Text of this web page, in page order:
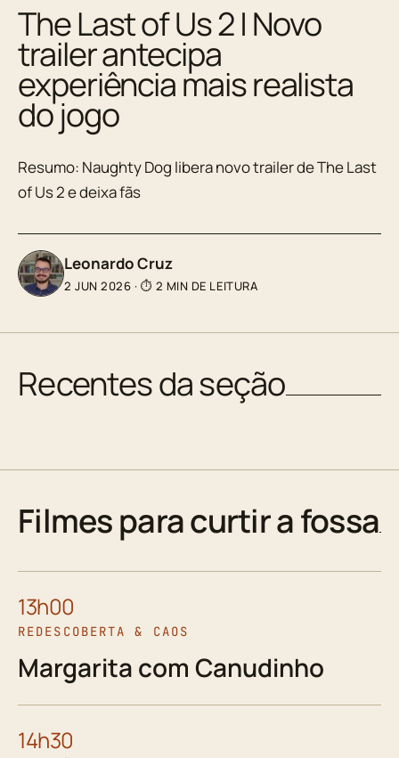
The Last of Us 2 | Novo
trailer antecipa
experiência mais realista
do jogo
Resumo: Naughty Dog libera novo trailer de The Last
of Us 2 e deixa fãs
Leonardo Cruz
2 JUN 2026 · ⏱ 2 MIN DE LEITURA
Recentes da seção
Filmes para curtir a fossa
13h00
REDESCOBERTA & CAOS
Margarita com Canudinho
14h30